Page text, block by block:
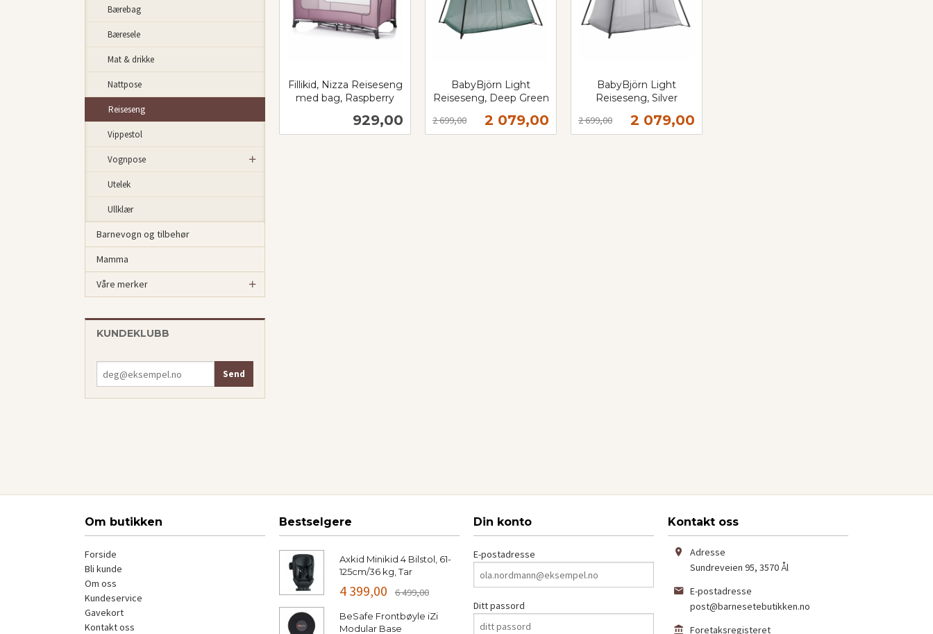
Fillikid, Nizza Reiseseng
med bag, Raspberry
Pris
929,00
BabyBjörn Light
Reiseseng, Deep Green
Tilbud
2 079,00
2 699,00
mva.
BabyBjörn Light
Reiseseng, Silver
Tilbud
2 079,00
2 699,00
mva.
Bærebag
Bæresele
Mat & drikke
Nattpose
Reiseseng
Vippestol
Vognpose
Utelek
Ullklær
Barnevogn og tilbehør
Mamma
Våre merker
KUNDEKLUBB
Om butikken
Forside
Bli kunde
Om oss
Kundeservice
Gavekort
Kontakt oss
Bestselgere
Axkid Minikid 4 Bilstol, 61-
125cm/36 kg, Tar
4 399,00 6 499,00
BeSafe Frontbøyle iZi
Modular Base
Din konto
E-postadresse
Ditt passord
Kontakt oss
Adresse
Sundreveien 95, 3570Ål
E-postadresse
post@barnesetebutikken.no
Foretaksregisteret